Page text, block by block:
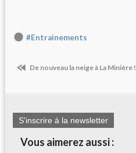
#Entrainements
De nouveau la neige à La Minière !
S'inscrire à la newsletter
Vous aimerez aussi :